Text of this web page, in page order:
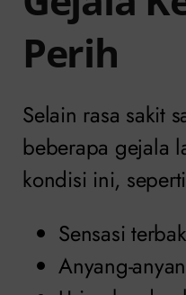
Perih
Selain rasa sakit
beberapa gejala
kondisi ini,
Sensasi
Anyang-